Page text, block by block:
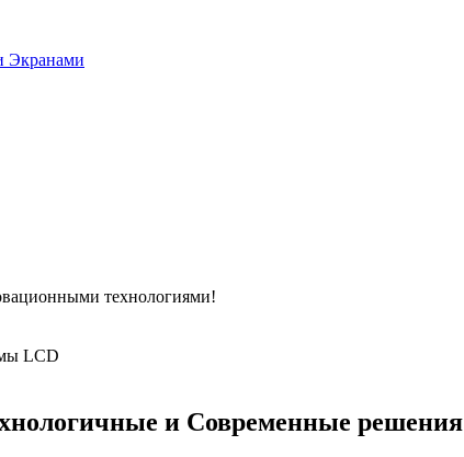
Экранами
технологиями!
LCD
и Современные решения